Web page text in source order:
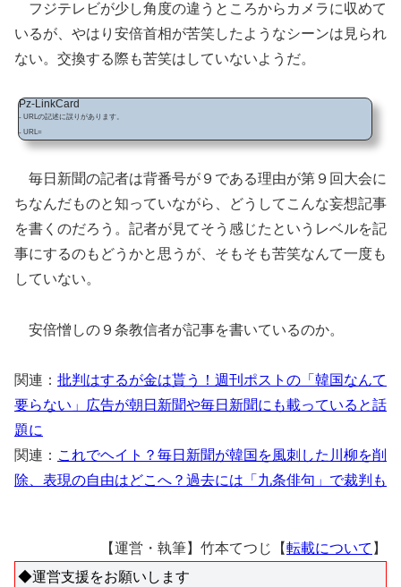
フジテレビが少し角度の違うところからカメラに収めて
いるが、やはり安倍首相が苦笑したようなシーンは見られ
ない。交換する際も苦笑はしていないようだ。
Pz-LinkCard
- URLの記述に誤りがあります。
- URL=
毎日新聞の記者は背番号が９である理由が第９回大会に
ちなんだものと知っていながら、どうしてこんな妄想記事
を書くのだろう。記者が見てそう感じたというレベルを記
事にするのもどうかと思うが、そもそも苦笑なんて一度も
していない。
安倍憎しの９条教信者が記事を書いているのか。
関連： 批判はするが金は貰う！週刊ポストの「韓国なんて
要らない」広告が朝日新聞や毎日新聞にも載っていると話
題に
関連： これでヘイト？毎日新聞が韓国を風刺した川柳を削
除、表現の自由はどこへ？過去には「九条俳句」で裁判も
【運営・執筆】竹本てつじ【転載について 】
◆運営支援をお願いします